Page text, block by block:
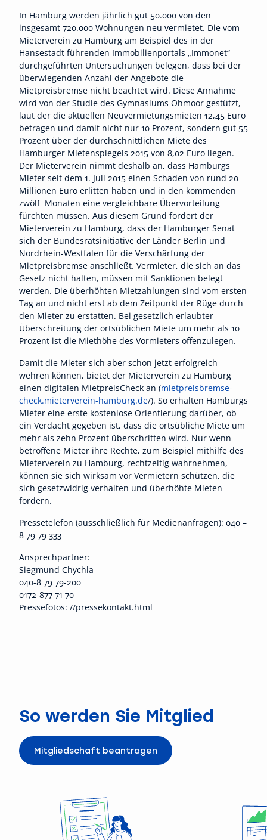
In Hamburg werden jährlich gut 50.000 von den
insgesamt 720.000 Wohnungen neu vermietet. Die vom
Mieterverein zu Hamburg am Beispiel des in der
Hansestadt führenden Immobilienportals „Immonet“
durchgeführten Untersuchungen belegen, dass bei der
überwiegenden Anzahl der Angebote die
Mietpreisbremse nicht beachtet wird. Diese Annahme
wird von der Studie des Gymnasiums Ohmoor gestützt,
laut der die aktuellen Neuvermietungsmieten 12,45 Euro
betragen und damit nicht nur 10 Prozent, sondern gut 55
Prozent über der durchschnittlichen Miete des
Hamburger Mietenspiegels 2015 von 8,02 Euro liegen.
Der Mieterverein nimmt deshalb an, dass Hamburgs
Mieter seit dem 1. Juli 2015 einen Schaden von rund 20
Millionen Euro erlitten haben und in den kommenden
zwölf Monaten eine vergleichbare Übervorteilung
fürchten müssen. Aus diesem Grund fordert der
Mieterverein zu Hamburg, dass der Hamburger Senat
sich der Bundesratsinitiative der Länder Berlin und
Nordrhein-Westfalen für die Verschärfung der
Mietpreisbremse anschließt. Vermieter, die sich an das
Gesetz nicht halten, müssen mit Sanktionen belegt
werden. Die überhöhten Mietzahlungen sind vom ersten
Tag an und nicht erst ab dem Zeitpunkt der Rüge durch
den Mieter zu erstatten. Bei gesetzlich erlaubter
Überschreitung der ortsüblichen Miete um mehr als 10
Prozent ist die Miethöhe des Vormieters offenzulegen.
Damit die Mieter sich aber schon jetzt erfolgreich
wehren können, bietet der Mieterverein zu Hamburg
einen digitalen MietpreisCheck an (mietpreisbremse-
check.mieterverein-hamburg.de/). So erhalten Hamburgs
Mieter eine erste kostenlose Orientierung darüber, ob
ein Verdacht gegeben ist, dass die ortsübliche Miete um
mehr als zehn Prozent überschritten wird. Nur wenn
betroffene Mieter ihre Rechte, zum Beispiel mithilfe des
Mieterverein zu Hamburg, rechtzeitig wahrnehmen,
können sie sich wirksam vor Vermietern schützen, die
sich gesetzwidrig verhalten und überhöhte Mieten
fordern.
Pressetelefon (ausschließlich für Medienanfragen): 040 –
8 79 79 333
Ansprechpartner:
Siegmund Chychla
040-8 79 79-200
0172-877 71 70
Pressefotos: //pressekontakt.html
So werden Sie Mitglied
Mitgliedschaft beantragen